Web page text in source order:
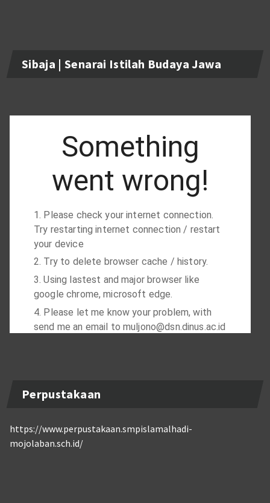
Sibaja | Senarai Istilah Budaya Jawa
Perpustakaan
https://www.perpustakaan.smpislamalhadi-
mojolaban.sch.id/